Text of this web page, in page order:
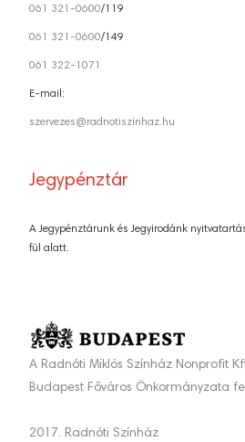
061 321-0600/119
061 321-0600/149
061 322-1071
E-mail:
szervezes@radnotiszinhaz.hu
Jegypénztár
A Jegypénztárunk és Jegyirodánk
fül alatt.
A Radnóti Miklós Színház Nonprofit
Budapest Főváros Önkormányzata
2017. Radnóti Színház